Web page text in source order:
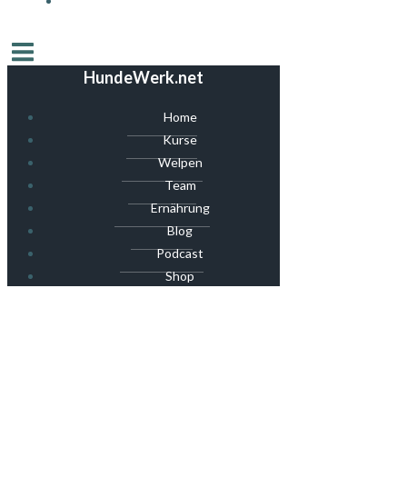
HundeWerk.net
Home
Kurse
Welpen
Team
Ernährung
Blog
Podcast
Shop